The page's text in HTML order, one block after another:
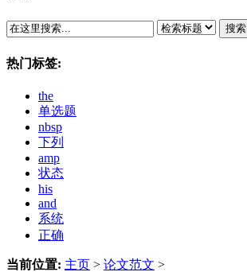
搜索
热门标签:
the
单选题
nbsp
下列
amp
状态
his
and
系统
正确
当前位置: 主页 > 论文范文 >